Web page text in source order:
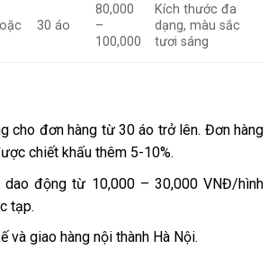
30 áo
80,000
–
100,000
Kích thước đa
dạng, màu sắc
tươi sáng
cho đơn hàng từ 30 áo trở lên. Đơn hàng
chiết khấu thêm 5-10%.
dao động từ 10,000 – 30,000 VNĐ/hình
tạp.
và giao hàng nội thành Hà Nội.